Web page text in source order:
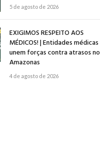
5 de agosto de 2026
EXIGIMOS RESPEITO AOS
MÉDICOS! | Entidades médicas
unem forças contra atrasos no
Amazonas
4 de agosto de 2026